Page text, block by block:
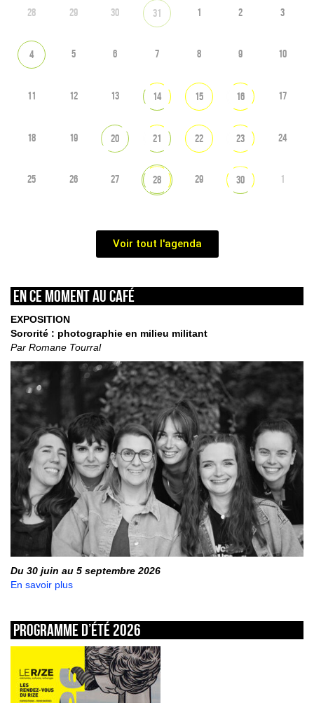
28 29 30 31 1 2 3
4 5 6 7 8 9 10
11 12 13 14 15 16 17
18 19 20 21 22 23 24
25 26 27 28 29 30 1
Voir tout l'agenda
En ce moment au café
EXPOSITION
Sororité : photographie en milieu militant
Par Romane Tourral
Du 30 juin au 5 septembre 2026
En savoir plus
Programme d’été 2026